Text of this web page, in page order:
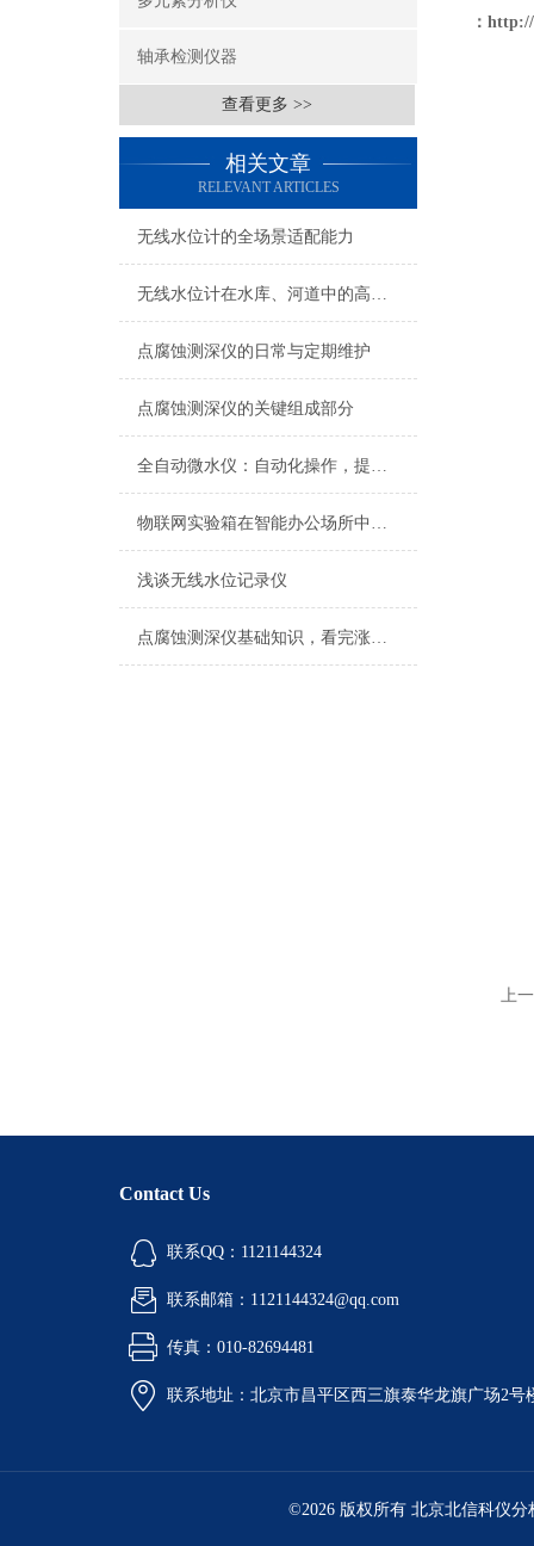
轴承检测仪器
查看更多 >>
相关文章
RELEVANT ARTICLES
无线水位计的全场景适配能力
无线水位计在水库、河道中的高效应用
点腐蚀测深仪的日常与定期维护
点腐蚀测深仪的关键组成部分
全自动微水仪：自动化操作，提高检测效率
物联网实验箱在智能办公场所中的应用
浅谈无线水位记录仪
点腐蚀测深仪基础知识，看完涨知识
： http://
上
Contact Us
联系QQ：1121144324
联系邮箱：1121144324@qq.com
传真：010-82694481
联系地址：北京市昌平区西三旗泰华龙旗广场2号
©2026 版权所有 北京北信科仪